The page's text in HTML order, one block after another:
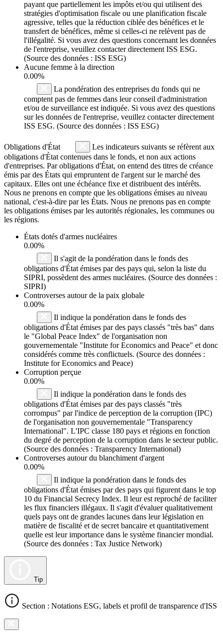
payant que partiellement les impôts et/ou qui utilisent des
stratégies d'optimisation fiscale ou une planification fiscale
agressive, telles que la réduction ciblée des bénéfices et le
transfert de bénéfices, même si celles-ci ne relèvent pas de
l'illégalité. Si vous avez des questions concernant les données
de l'entreprise, veuillez contacter directement ISS ESG.
(Source des données : ISS ESG)
Aucune femme à la direction
0.00%
La pondération des entreprises du fonds qui ne
comptent pas de femmes dans leur conseil d'administration
et/ou de surveillance est indiquée. Si vous avez des questions
sur les données de l'entreprise, veuillez contacter directement
ISS ESG. (Source des données : ISS ESG)
Obligations d'État
Les indicateurs suivants se réfèrent aux
obligations d'État contenues dans le fonds, et non aux actions
d'entreprises. Par obligations d'État, on entend des titres de créance
émis par des États qui empruntent de l'argent sur le marché des
capitaux. Elles ont une échéance fixe et distribuent des intérêts.
Nous ne prenons en compte que les obligations émises au niveau
national, c'est-à-dire par les États. Nous ne prenons pas en compte
les obligations émises par les autorités régionales, les communes ou
les régions.
États dotés d'armes nucléaires
0.00%
Il s'agit de la pondération dans le fonds des
obligations d'État émises par des pays qui, selon la liste du
SIPRI, possèdent des armes nucléaires. (Source des données :
SIPRI)
Controverses autour de la paix globale
0.00%
Il indique la pondération dans le fonds des
obligations d'État émises par des pays classés "très bas" dans
le "Global Peace Index" de l'organisation non
gouvernementale "Institute for Economics and Peace" et donc
considérés comme très conflictuels. (Source des données :
Institute for Economics and Peace)
Corruption perçue
0.00%
Il indique la pondération dans le fonds des
obligations d'État émises par des pays classés "très
corrompus" par l'indice de perception de la corruption (IPC)
de l'organisation non gouvernementale "Transparency
International". L'IPC classe 180 pays et régions en fonction
du degré de perception de la corruption dans le secteur public.
(Source des données : Transparency International)
Controverses autour du blanchiment d'argent
0.00%
Il indique la pondération dans le fonds des
obligations d'État émises par des pays qui figurent dans le top
10 du Financial Secrecy Index. Il leur est reproché de faciliter
les flux financiers illégaux. Il s'agit d'évaluer qualitativement
quels pays ont de grandes lacunes dans leur législation en
matière de fiscalité et de secret bancaire et quantitativement
quelle est leur importance dans le système financier mondial.
(Source des données : Tax Justice Network)
Tip
Section : Notations ESG, labels et profil de transparence d'ISS